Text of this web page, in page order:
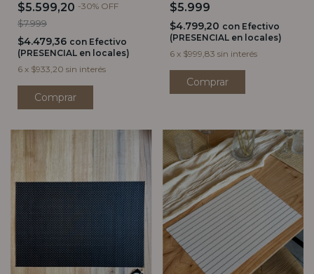
$5.599,20 -30% OFF
$7.999
$4.479,36 con Efectivo
(PRESENCIAL en locales)
6 x $933,20 sin interés
$5.999
$4.799,20 con Efectivo
(PRESENCIAL en locales)
6 x $999,83 sin interés